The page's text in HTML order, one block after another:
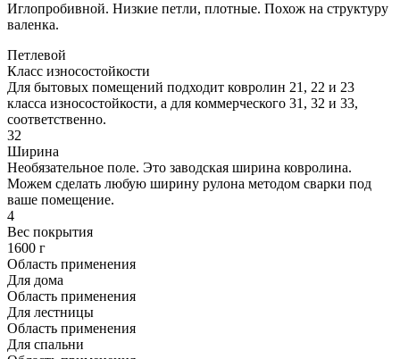
Иглопробивной. Низкие петли, плотные. Похож на структуру
валенка.
Петлевой
Класс износостойкости
Для бытовых помещений подходит ковролин 21, 22 и 23
класса износостойкости, а для коммерческого 31, 32 и 33,
соответственно.
32
Ширина
Необязательное поле. Это заводская ширина ковролина.
Можем сделать любую ширину рулона методом сварки под
ваше помещение.
4
Вес покрытия
1600 г
Область применения
Для дома
Область применения
Для лестницы
Область применения
Для спальни